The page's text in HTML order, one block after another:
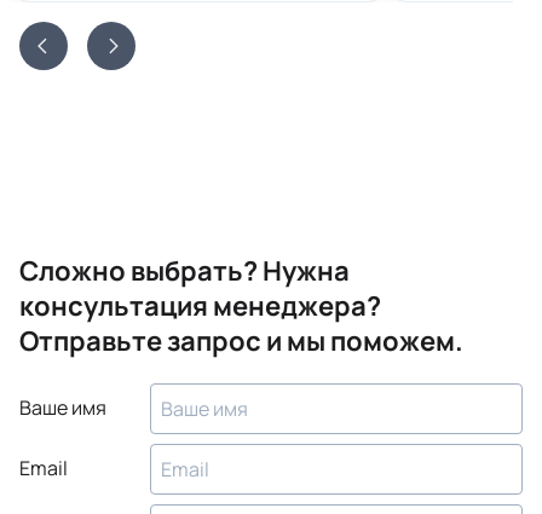
Сложно выбрать? Нужна
консультация менеджера?
Отправьте запрос и мы поможем.
Ваше имя
Email